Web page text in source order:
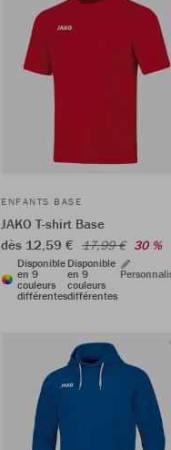
ENFANTS BASE
JAKO T-shirt Base
dès 12,59 € 17,99 € 30 %
Disponible
en 9
couleurs
différentes
Disponible
en 9
couleurs
différentes